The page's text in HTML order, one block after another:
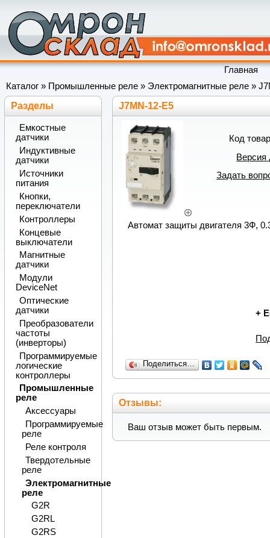
Главная
Каталог » Промышленные реле » Электромагнитные реле »
J7MN-12-E5
Код
Версия
Задать
Автомат защиты двигателя 3Ф,
+
Поделиться…
Отзывы:
Ваш отзыв может быть первым.
Разделы
Емкостные
датчики
Индуктивные
датчики
Источники
питания
Кнопки,
переключатели
Контроллеры
Концевые
выключатели
Магнитные
датчики
Модули
DeviceNet
Оптические
датчики
Преобразователи
частоты
(инверторы)
Программируемые
логические
контроллеры
Промышленные
реле
Аксессуары
Программируемые
реле
Реле контроля
Твердотельные
реле
Электромагнитные
реле
G2R
G2RL
G2RS